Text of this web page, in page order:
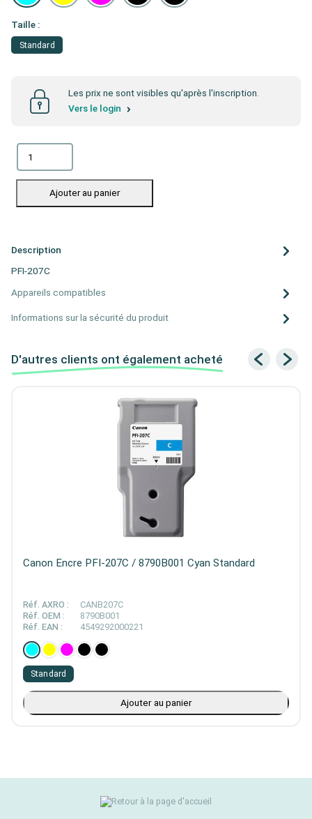
Taille :
Standard
Les prix ne sont visibles qu'après l'inscription.
Vers le login
Ajouter au panier
Description
PFI-207C
Appareils compatibles
Informations sur la sécurité du produit
D'autres clients ont également acheté
Canon Encre PFI-207C / 8790B001 Cyan Standard
Réf. AXRO :
CANB207C
Réf. OEM :
8790B001
Réf. EAN :
4549292000221
Standard
Ajouter au panier